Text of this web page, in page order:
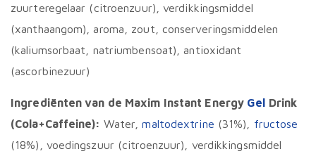
zuurteregelaar (citroenzuur), verdikkingsmiddel
(xanthaangom), aroma, zout, conserveringsmiddelen
(kaliumsorbaat, natriumbensoat), antioxidant
(ascorbinezuur)
Ingrediënten van de Maxim Instant Energy Gel Drink
(Cola+Caffeine): Water,maltodextrine (31%), fructose
(18%), voedingszuur (citroenzuur), verdikkingsmiddel